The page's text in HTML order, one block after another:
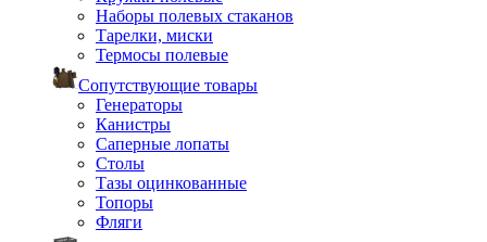
Наборы полевых стаканов
Тарелки, миски
Термосы полевые
Сопутствующие товары
Генераторы
Канистры
Саперные лопаты
Столы
Тазы оцинкованные
Топоры
Фляги